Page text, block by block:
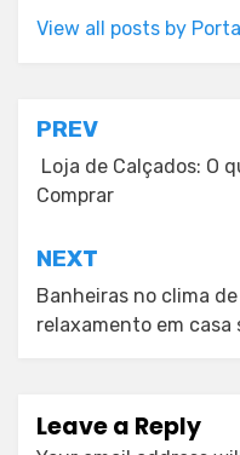
View all posts by
Post
navigation
PREV
Loja de Calçados: O
Comprar
NEXT
Banheiras no clima
relaxamento em casa
Leave a Reply